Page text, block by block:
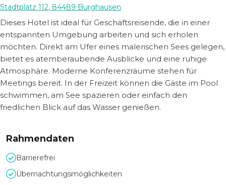
Stadtplatz 112, 84489 Burghausen
Dieses Hotel ist ideal für Geschäftsreisende, die in einer
entspannten Umgebung arbeiten und sich erholen
möchten. Direkt am Ufer eines malerischen Sees gelegen,
bietet es atemberaubende Ausblicke und eine ruhige
Atmosphäre. Moderne Konferenzräume stehen für
Meetings bereit. In der Freizeit können die Gäste im Pool
schwimmen, am See spazieren oder einfach den
friedlichen Blick auf das Wasser genießen.
Rahmendaten
Barrierefrei
Übernachtungsmöglichkeiten